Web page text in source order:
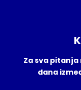
Za sva
dana